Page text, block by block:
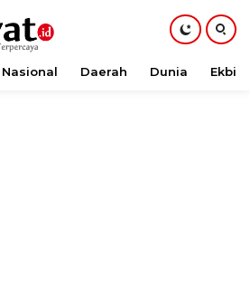
Nasional Daerah Dunia Ekbis